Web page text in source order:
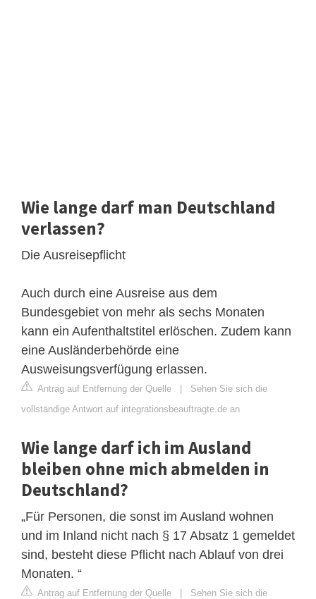
Wie lange darf man Deutschland
verlassen?
Die Ausreisepflicht
Auch durch eine Ausreise aus dem
Bundesgebiet von mehr als sechs Monaten
kann ein Aufenthaltstitel erlöschen. Zudem kann
eine Ausländerbehörde eine
Ausweisungsverfügung erlassen.
Antrag auf Entfernung der Quelle | Sehen Sie sich die
vollständige Antwort auf integrationsbeauftragte.de an
Wie lange darf ich im Ausland
bleiben ohne mich abmelden in
Deutschland?
„Für Personen, die sonst im Ausland wohnen
und im Inland nicht nach § 17 Absatz 1 gemeldet
sind, besteht diese Pflicht nach Ablauf von drei
Monaten. “
Antrag auf Entfernung der Quelle | Sehen Sie sich die